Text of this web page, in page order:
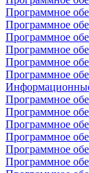
Программное
Программное
Программное
Программное
Программное
Программное
Информационные
Программное
Программное
Программное
Программное
Программное
Программное